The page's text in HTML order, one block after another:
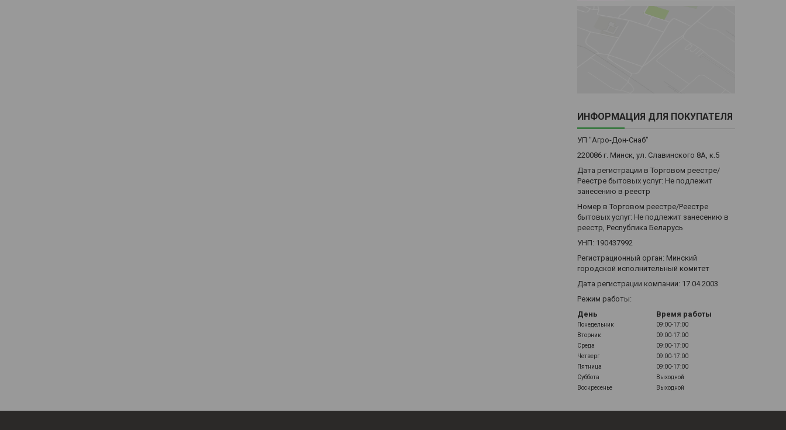
ИНФОРМАЦИЯ ДЛЯ ПОКУПАТЕЛЯ
УП "Агро-Дон-Снаб"
220086 г. Минск, ул. Славинского 8А, к.5
Дата регистрации в Торговом реестре/
Реестре бытовых услуг: Не подлежит
занесению в реестр
Номер в Торговом реестре/Реестре
бытовых услуг: Не подлежит занесению в
реестр, Республика Беларусь
УНП: 190437992
Регистрационный орган: Минский
городской исполнительный комитет
Дата регистрации компании: 17.04.2003
Режим работы:
День
Время работы
Понедельник
09:00-17:00
Вторник
09:00-17:00
Среда
09:00-17:00
Четверг
09:00-17:00
Пятница
09:00-17:00
Суббота
Выходной
Воскресенье
Выходной